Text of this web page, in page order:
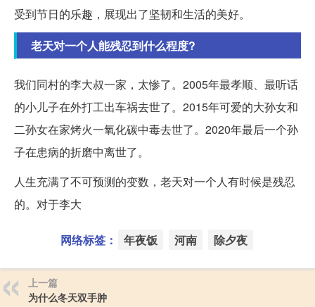
受到节日的乐趣，展现出了坚韧和生活的美好。
老天对一个人能残忍到什么程度?
我们同村的李大叔一家，太惨了。2005年最孝顺、最听话
的小儿子在外打工出车祸去世了。2015年可爱的大孙女和
二孙女在家烤火一氧化碳中毒去世了。2020年最后一个孙
子在患病的折磨中离世了。
人生充满了不可预测的变数，老天对一个人有时候是残忍
的。对于李大
网络标签： 年夜饭 河南 除夕夜
上一篇
为什么冬天双手肿